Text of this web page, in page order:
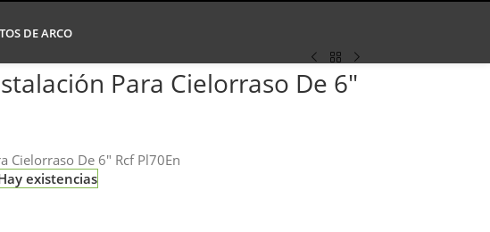
DE ARCO
Para Cielorraso De 6″
Cielorraso De 6″ Rcf Pl70En
existencias